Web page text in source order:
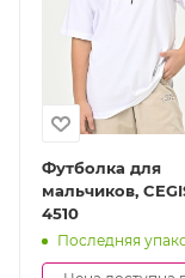
Футболка для
мальчиков,
4510
Последняя